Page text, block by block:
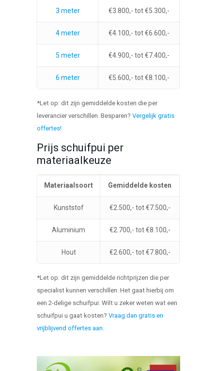
3 meter €3.800,- tot €5.300,-
4 meter €4.100,- tot €6.600,-
5 meter €4.900,- tot €7.400,-
6 meter €5.600,- tot €8.100,-
*Let op: dit zijn gemiddelde kosten die per
leverancier verschillen. Besparen?Vergelijk gratis
offertes!
Prijs schuifpui per
materiaalkeuze
Materiaalsoort Gemiddelde kosten
Kunststof €2.500,- tot €7.500,-
Aluminium €2.700,- tot €8.100,-
Hout €2.600,- tot €7.800,-
*Let op: dit zijn gemiddelde richtprijzen die per
specialist kunnen verschillen. Het gaat hierbij om
een 2-delige schuifpui. Wilt u zeker weten wat een
schuifpui u gaat kosten?Vraag dan gratis en
vrijblijvend offertes aan